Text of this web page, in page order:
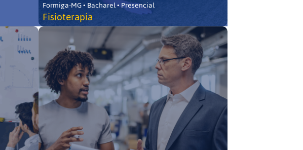
Formiga-MG • Bacharel • Presencial
Fisioterapia